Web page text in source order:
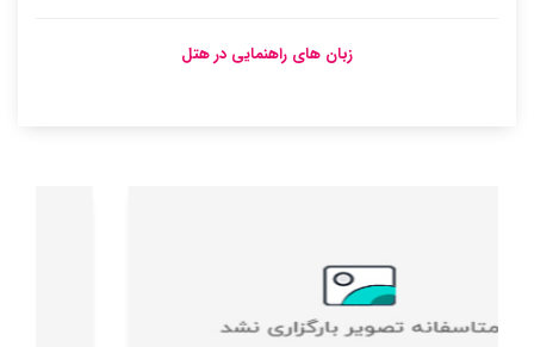
زبان های راهنمایی در هتل